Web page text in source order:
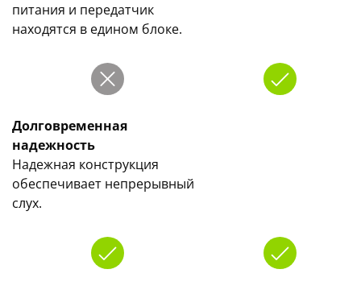
питания и передатчик
находятся в едином блоке.
Долговременная
надежность
Надежная конструкция
обеспечивает непрерывный
слух.